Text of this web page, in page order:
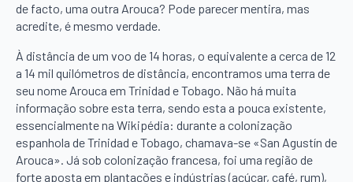
de facto, uma outra Arouca? Pode parecer mentira, mas
acredite, é mesmo verdade.
À distância de um voo de 14 horas, o equivalente a cerca de 12
a 14 mil quilómetros de distância, encontramos uma terra de
seu nome Arouca em Trinidad e Tobago. Não há muita
informação sobre esta terra, sendo esta a pouca existente,
essencialmente na Wikipédia: durante a colonização
espanhola de Trinidad e Tobago, chamava-se «San Agustín de
Arouca». Já sob colonização francesa, foi uma região de
forte aposta em plantações e indústrias (açúcar, café, rum),